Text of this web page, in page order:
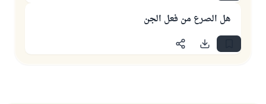
هل الصرع من فعل الجن